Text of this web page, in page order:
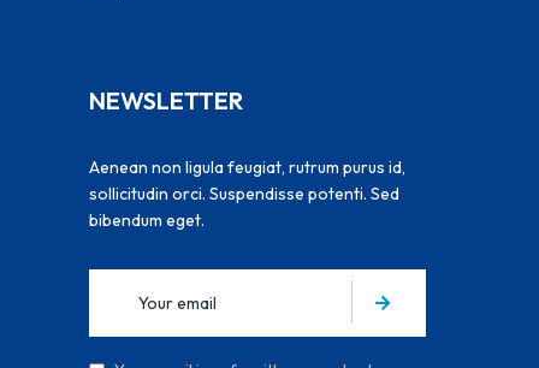
NEWSLETTER
Aenean non ligula feugiat, rutrum purus id,
sollicitudin orci. Suspendisse potenti. Sed
bibendum eget.